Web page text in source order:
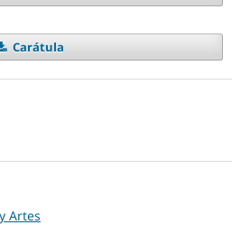
Carátula
Artes